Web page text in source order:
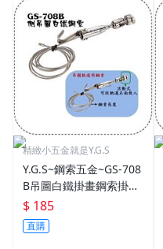
精緻小五金就是Y.G.S
Y.G.S~鋼索五金~GS-708
B吊圖白鐵掛畫鋼索掛畫
器1.5M (適用軌道開口8
mm) (含稅)
$ 185
直購